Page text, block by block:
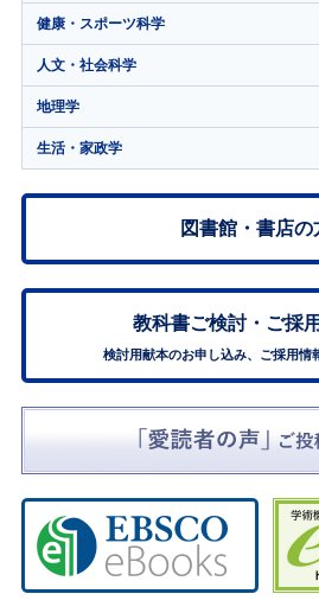
健康・スポーツ科学
人文・社会科学
地理学
生活・家政学
図書館・書店の
教科書ご検討・ ご採
検討用献本のお申し込み、ご採用情